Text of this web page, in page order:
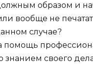
образом и
вообще не
случае?
помощь
знанием своего